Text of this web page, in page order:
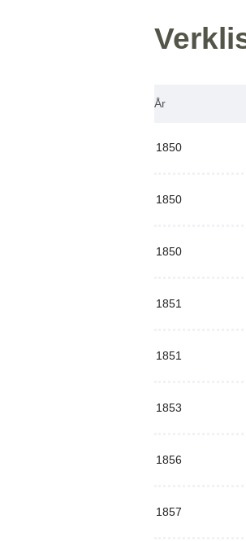
År
1850
1850
1850
1851
1851
1853
1856
1857